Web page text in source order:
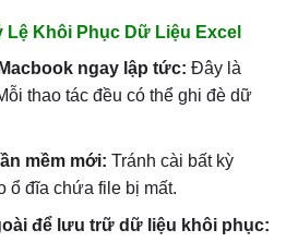
Lệ Khôi Phục Dữ Liệu Excel
ngay lập tức: Đây là
thao tác đều có thể ghi đè dữ
mềm mới: Tránh cài bất kỳ
ổ đĩa chứa file bị mất.
để lưu trữ dữ liệu khôi phục: